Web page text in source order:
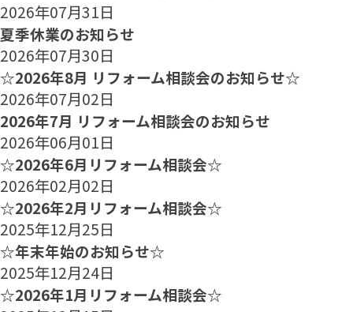
2026年07月31日
夏季休業のお知らせ
2026年07月30日
☆2026年8月 リフォーム相談会のお知らせ☆
2026年07月02日
2026年7月 リフォーム相談会のお知らせ
2026年06月01日
☆2026年6月リフォーム相談会☆
2026年02月02日
☆2026年2月リフォーム相談会☆
2025年12月25日
☆年末年始のお知らせ☆
2025年12月24日
☆2026年1月リフォーム相談会☆